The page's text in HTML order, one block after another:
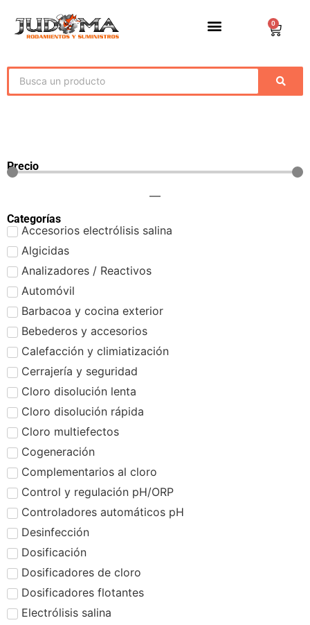
0
Precio
—
Categorías
Accesorios electrólisis salina
Algicidas
Analizadores / Reactivos
Automóvil
Barbacoa y cocina exterior
Bebederos y accesorios
Calefacción y climiatización
Cerrajería y seguridad
Cloro disolución lenta
Cloro disolución rápida
Cloro multiefectos
Cogeneración
Complementarios al cloro
Control y regulación pH/ORP
Controladores automáticos pH
Desinfección
Dosificación
Dosificadores de cloro
Dosificadores flotantes
Electrólisis salina